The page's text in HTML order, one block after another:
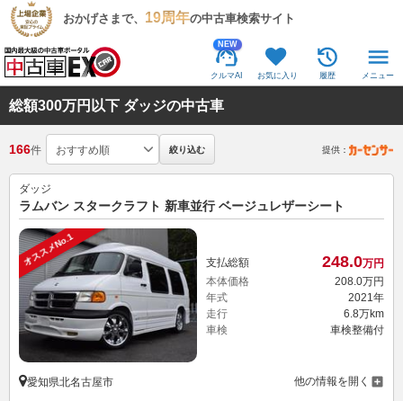
おかげさまで、 19周年の中古車検索サイト
NEW
クルマAI お気に入り 履歴 メニュー
総額300万円以下 ダッジの中古車
166件 絞り込む 提供：
ダッジ
ラムバン スタークラフト 新車並行 ベージュレザーシート
オススメNo.1 支払総額 248.0万円
本体価格
208.0万円
年式
2021年
走行
6.8万km
車検
車検整備付
愛知県北名古屋市 他の情報を開く